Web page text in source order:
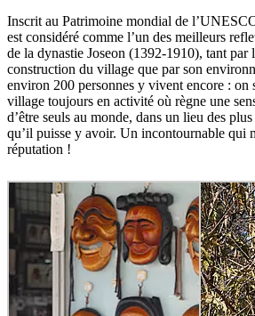
Inscrit au Patrimoine mondial de
est considéré comme l’un des meilleurs
de la dynastie Joseon (1392-1910), tant par
construction du village que par son
environ 200 personnes y vivent encore : on
village toujours en activité où règne une
d’être seuls au monde, dans un lieu des
qu’il puisse y avoir. Un incontournable qui
réputation !